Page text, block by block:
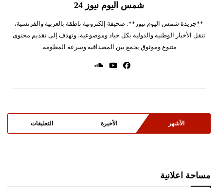
شمس اليوم نيوز 24
**جريدة شمس اليوم نيوز**: صحيفة إلكترونية ناطقة بالعربية والفرنسية،
تنقل الأخبار الوطنية والدولية بكل حياد وموضوعية، وتهدف إلى تقديم محتوى
متنوع وموثوق يجمع بين المصداقية وسرعة المعلومة.
الأشهر الأخيرة التعليقات
مساحة اعلانية